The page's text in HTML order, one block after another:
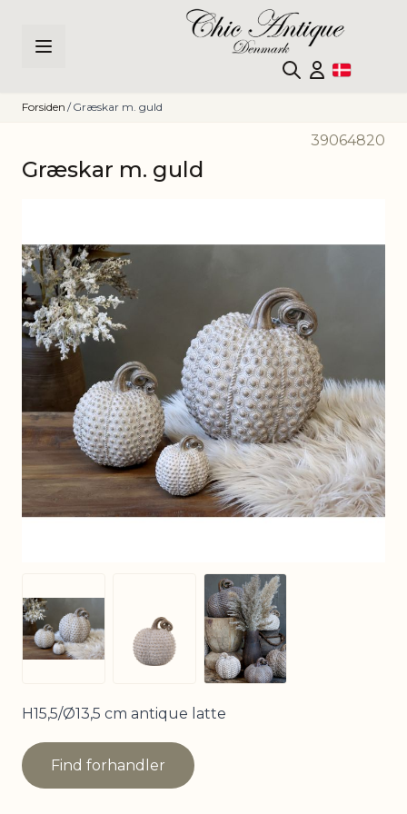
Forsiden / Græskar m. guld
39064820
Græskar m. guld
View larger image
View larger image
View larger image
H15,5/Ø13,5 cm antique latte
Find forhandler